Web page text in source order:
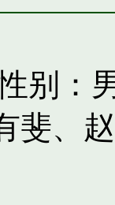
别：
斐、